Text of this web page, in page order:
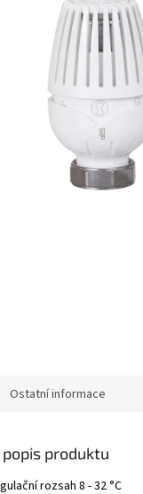
Ostatní informace
produktu
rozsah 8 - 32 °C